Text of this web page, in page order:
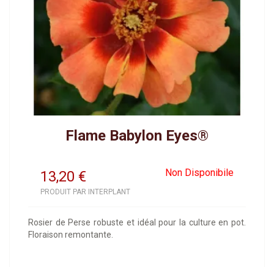
Flame Babylon Eyes®
13,20 Non Disponibile
€
PRODUIT PAR INTERPLANT
Rosier de Perse robuste et idéal pour la culture en pot.
Floraison remontante.